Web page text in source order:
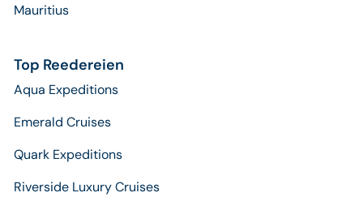
Mauritius
Top Reedereien
Aqua Expeditions
Emerald Cruises
Quark Expeditions
Riverside Luxury Cruises